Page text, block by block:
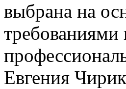
выбрана на
требованиями
Евгения